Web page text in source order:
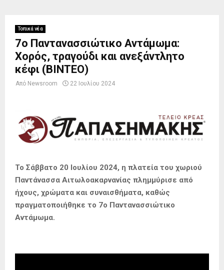
Τοπικά νέα
7ο Παντανασσιώτικο Αντάμωμα:
Χορός, τραγούδι και ανεξάντλητο
κέφι (ΒΙΝΤΕΟ)
Από Newsroom 22 Ιουλίου 2024
Το Σάββατο 20 Ιουλίου 2024, η πλατεία του χωριού
Παντάνασσα Αιτωλοακαρνανίας πλημμύρισε από
ήχους, χρώματα και συναισθήματα, καθώς
πραγματοποιήθηκε το 7ο Παντανασσιώτικο
Αντάμωμα.